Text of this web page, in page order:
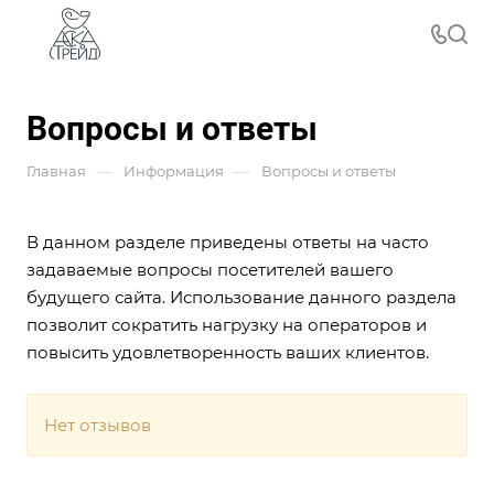
Вопросы и ответы
Главная — Информация — Вопросы и ответы
В данном разделе приведены ответы на часто
задаваемые вопросы посетителей вашего
будущего сайта. Использование данного раздела
позволит сократить нагрузку на операторов и
повысить удовлетворенность ваших клиентов.
Нет отзывов